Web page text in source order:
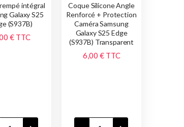
intégral
Galaxy S25
(S937B)
€ TTC
Coque Silicone Angle
Renforcé + Protection
Caméra Samsung
Galaxy S25 Edge
(S937B) Transparent
6,00 € TTC